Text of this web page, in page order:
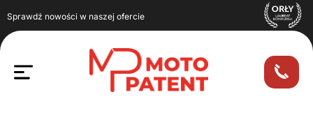
Sprawdź nowości w naszej ofercie